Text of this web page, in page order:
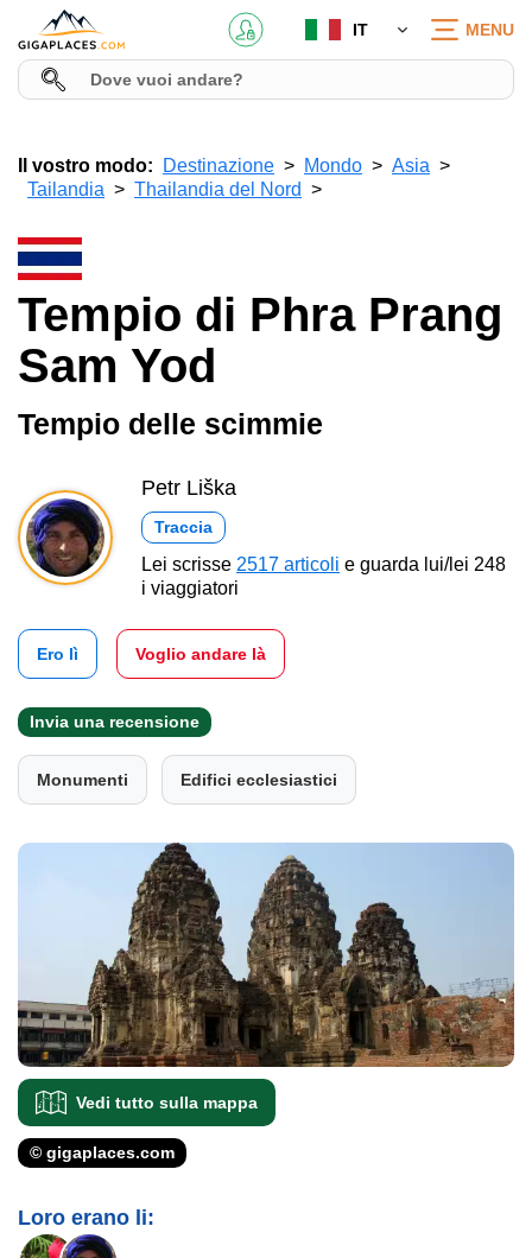
IT MENU
Il vostro modo: Destinazione Mondo
Asia
Tailandia
Thailandia del Nord
Tempio di Phra Prang
Sam Yod
Tempio delle scimmie
Petr Liška
Traccia
Lei scrisse 2517 articoli e guarda lui/lei 248
i viaggiatori
Ero lì Voglio andare là
Invia una recensione
Monumenti Edifici ecclesiastici
Vedi tutto sulla mappa
© gigaplaces.com
Loro erano li: